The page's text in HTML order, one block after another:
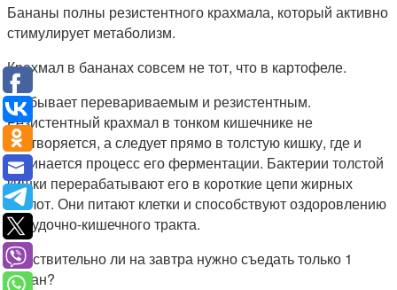
Бананы полны резистентного крахмала, который активно
стимулирует метаболизм.
Крахмал в бананах совсем не тот, что в картофеле.
Он бывает перевариваемым и резистентным.
Резистентный крахмал в тонком кишечнике не
растворяется, а следует прямо в толстую кишку, где и
начинается процесс его ферментации. Бактерии толстой
кишки перерабатывают его в короткие цепи жирных
кислот. Они питают клетки и способствуют оздоровлению
желудочно-кишечного тракта.
Действительно ли на завтра нужно съедать только 1
банан?